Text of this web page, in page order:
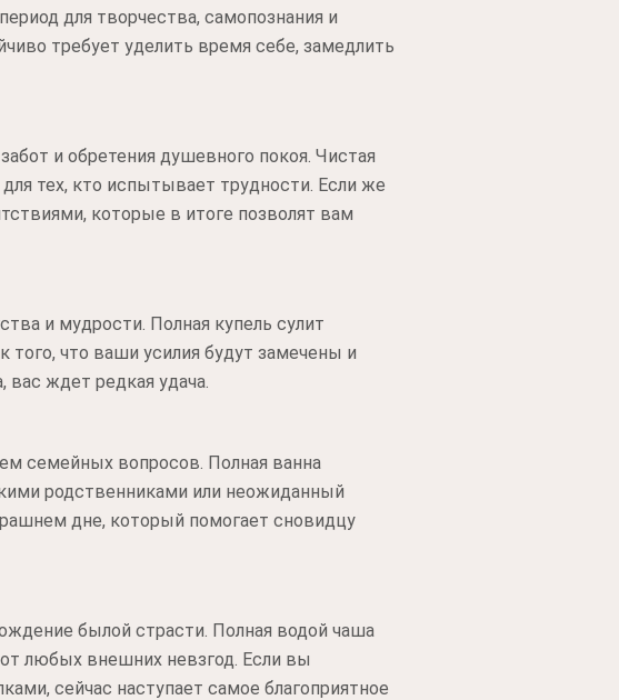
для творчества, самопознания и
требует уделить время себе, замедлить
и обретения душевного покоя. Чистая
тех, кто испытывает трудности. Если же
которые в итоге позволят вам
и мудрости. Полная купель сулит
что ваши усилия будут замечены и
вас ждет редкая удача.
семейных вопросов. Полная ванна
родственниками или неожиданный
дне, который помогает сновидцу
былой страсти. Полная водой чаша
любых внешних невзгод. Если вы
сейчас наступает самое благоприятное